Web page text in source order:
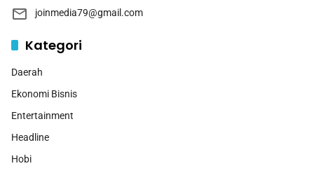
joinmedia79@gmail.com
Kategori
Daerah
Ekonomi Bisnis
Entertainment
Headline
Hobi